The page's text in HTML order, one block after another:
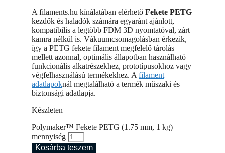
A filaments.hu kínálatában elérhető Fekete PETG
kezdők és haladók számára egyaránt ajánlott,
kompatibilis a legtöbb FDM 3D nyomtatóval, zárt
kamra nélkül is. Vákuumcsomagolásban érkezik,
így a PETG fekete filament megfelelő tárolás
mellett azonnal, optimális állapotban használható
funkcionális alkatrészekhez, prototípusokhoz vagy
végfelhasználású termékekhez. A filament
adatlapoknál megtalálható a termék műszaki és
biztonsági adatlapja.
Készleten
Polymaker™ Fekete PETG (1.75 mm, 1 kg)
mennyiség
Kosárba teszem